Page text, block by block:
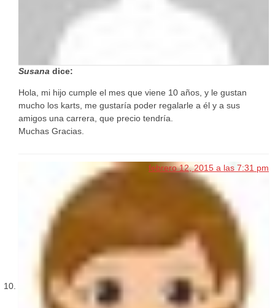
Susana dice:
Hola, mi hijo cumple el mes que viene 10 años, y le gustan
mucho los karts, me gustaría poder regalarle a él y a sus
amigos una carrera, que precio tendría.
Muchas Gracias.
febrero 12, 2015 a las 7:31 pm